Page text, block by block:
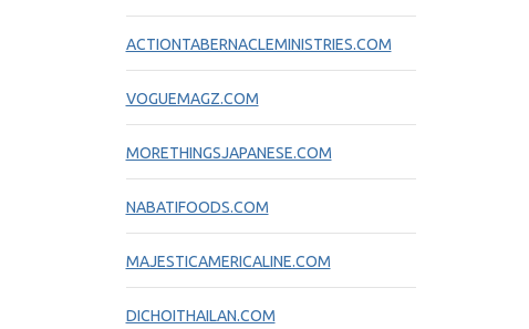
ACTIONTABERNACLEMINISTRIES.COM
VOGUEMAGZ.COM
MORETHINGSJAPANESE.COM
NABATIFOODS.COM
MAJESTICAMERICALINE.COM
DICHOITHAILAN.COM